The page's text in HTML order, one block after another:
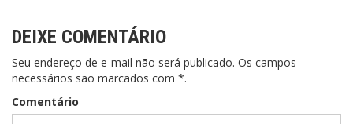
DEIXE COMENTÁRIO
Seu endereço de e-mail não será publicado. Os campos
necessários são marcados com *.
Comentário